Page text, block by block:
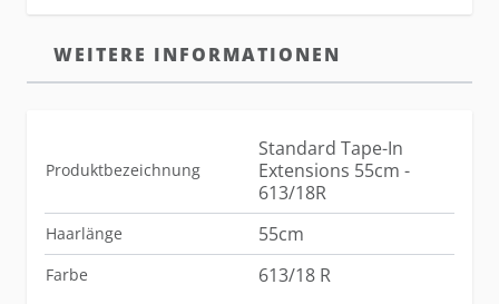
WEITERE INFORMATIONEN
Produktbezeichnung
Standard Tape-In
Extensions 55cm -
613/18R
Haarlänge 55cm
Farbe 613/18 R